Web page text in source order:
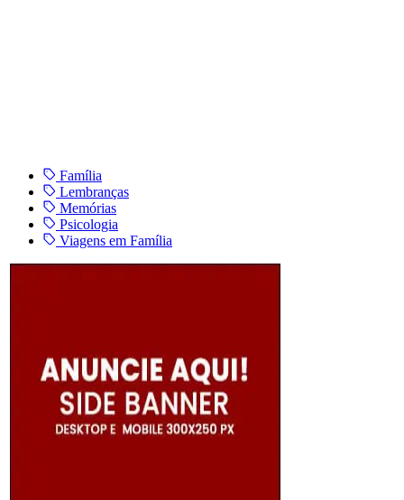
Família
Lembranças
Memórias
Psicologia
Viagens em Família